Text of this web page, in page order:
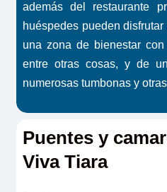
además del restaurante
huéspedes pueden
una zona de bienestar
entre otras cosas, y de
numerosas tumbonas y
Puentes y
Viva Tiara